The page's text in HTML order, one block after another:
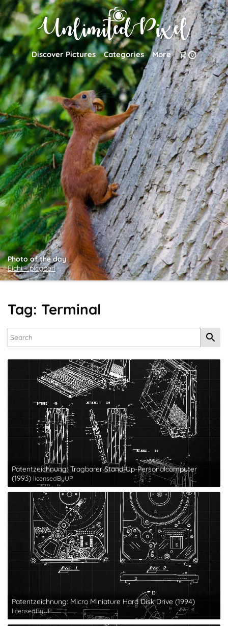
Discover Pictures Categories More 0
Photo of the day
Eichi ~ picgoerl
Tag: Terminal
Patentzeichnung: Tragbarer Stand-Up-Personalcomputer
(1993) licensedByUP
Patentzeichnung: Micro Miniature Hard Disk Drive (1994)
licensedByUP